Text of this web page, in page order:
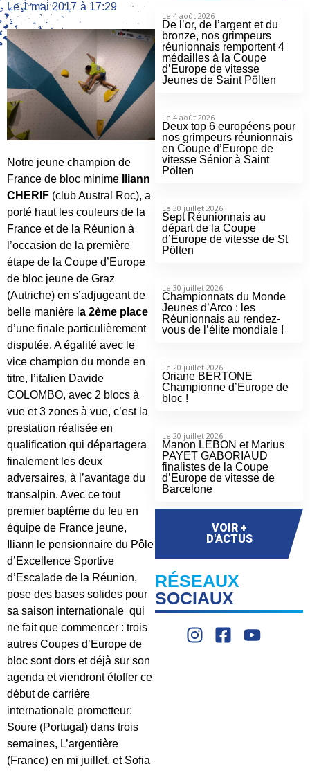
Le 1 mai 2017 à 17:29
Notre jeune champion de
France de bloc minime
Iliann
CHERIF (club Austral Roc), a
porté haut les couleurs de la
France et de la Réunion à
l’occasion de la première
étape de la Coupe d’Europe
de bloc jeune de Graz
(Autriche) en s’adjugeant de
belle manière l a 2ème place
d’une finale particulièrement
disputée. A égalité avec le
vice champion du monde en
titre, l’italien Davide
COLOMBO, avec 2 blocs à
vue et 3 zones à vue, c’est la
prestation réalisée en
qualification qui départagera
finalement les deux
adversaires, à l’avantage du
transalpin. Avec ce tout
premier baptême du feu en
équipe de France jeune,
Iliann le pensionnaire du Pôle
d’Excellence Sportive
d’Escalade de la Réunion,
pose des bases solides pour
sa saison internationale qui
ne fait que commencer : trois
autres Coupes d’Europe de
bloc sont dors et déjà sur son
agenda et viendront étoffer ce
début de carrière
internationale prometteur:
Soure (Portugal) dans trois
semaines, L’argentière
(France) en mi juillet, et Sofia
Le 4 août 2026
De l’or, de l’argent et du
bronze, nos grimpeurs
réunionnais remportent 4
médailles à la Coupe
d’Europe de vitesse
Jeunes de Saint Pölten
Le 4 août 2026
Deux top 6 européens pour
nos grimpeurs réunionnais
en Coupe d’Europe de
vitesse Sénior à Saint
Pölten
Le 30 juillet 2026
Sept Réunionnais au
départ de la Coupe
d’Europe de vitesse de St
Pölten
Le 30 juillet 2026
Championnats du Monde
Jeunes d’Arco : les
Réunionnais au rendez-
vous de l’élite mondiale !
Le 20 juillet 2026
Oriane BERTONE
Championne d’Europe de
bloc !
Le 20 juillet 2026
Manon LEBON et Marius
PAYET GABORIAUD
finalistes de la Coupe
d’Europe de vitesse de
Barcelone
VOIR +
D'ACTUS
RÉSEAUX
SOCIAUX